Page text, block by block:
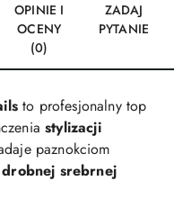
OPINIE I
OCENY
(0)
ZADAJ
PYTANIE
to profesjonalny top
stylizacji
paznokciom
srebrnej